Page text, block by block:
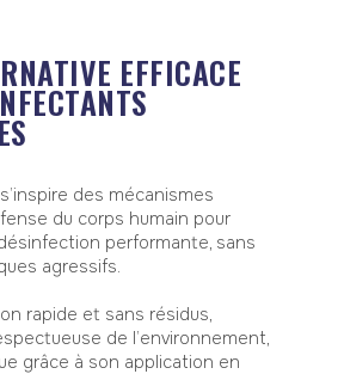
EFFICACE
des mécanismes
du corps humain pour
performante, sans
agressifs.
rapide et sans résidus,
de l’environnement,
grâce à son application en